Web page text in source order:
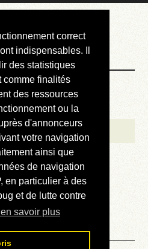
correct
indispensables. Il
des statistiques
comme finalités
des ressources
ou la
d'annonceurs
votre navigation
ainsi que
de navigation
en particulier à des
et de lutte contre
savoir plus